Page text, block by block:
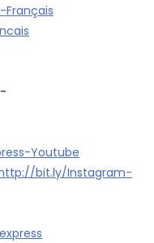
Youtube
bit.ly/Instagram-